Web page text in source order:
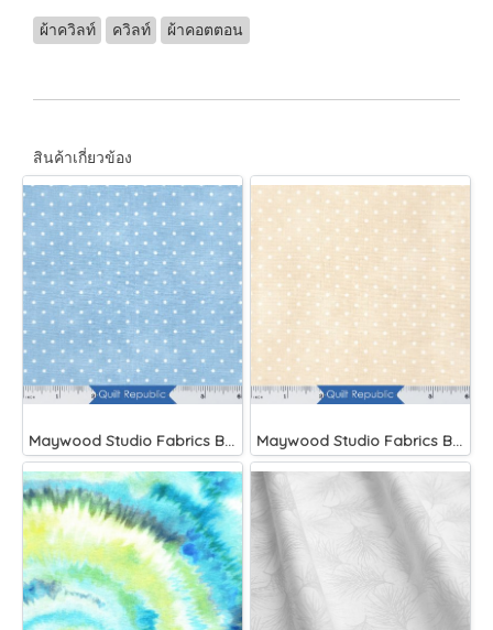
ผ้าควิลท์ ควิลท์ ผ้าคอตตอน
สินค้าเกี่ยวข้อง
Maywood Studio Fabrics Beautiful Basics Blue Maywood Studio Fabrics Beautiful Basics Cream